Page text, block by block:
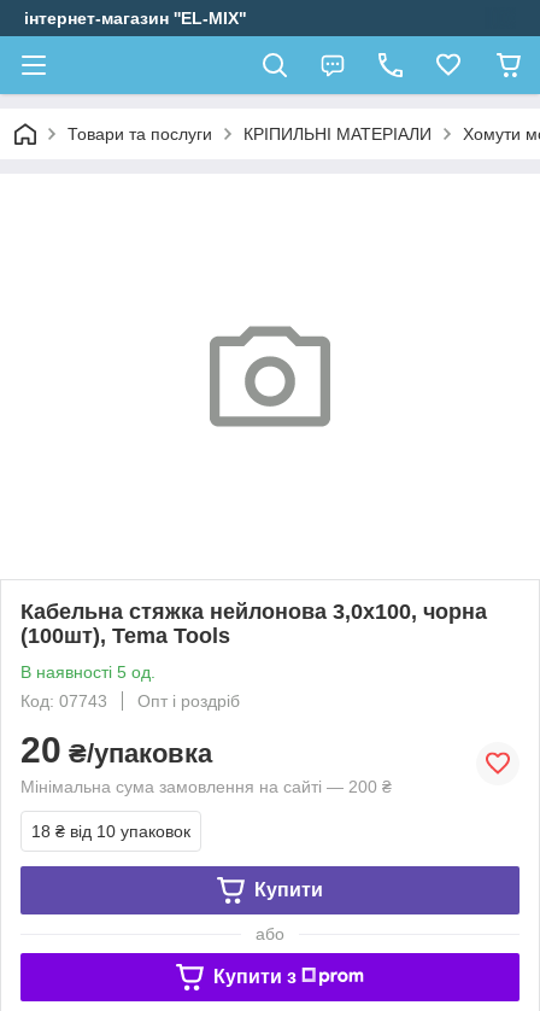
інтернет-магазин ''EL-MIX"
Товари та послуги КРІПИЛЬНІ МАТЕРІАЛИ Хомути
Кабельна стяжка нейлонова 3,0х100, чорна
(100шт), Tema Tools
В наявності 5 од.
Код: 07743
Опт і роздріб
20 ₴/упаковка
Мінімальна сума замовлення на сайті — 200 ₴
18 ₴ від 10 упаковок
Купити
або
Купити з